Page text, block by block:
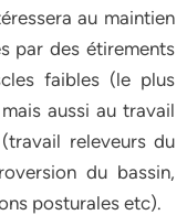
au maintien
par des étirements
faibles (le plus
aussi au travail
releveurs du
du bassin,
posturales etc).